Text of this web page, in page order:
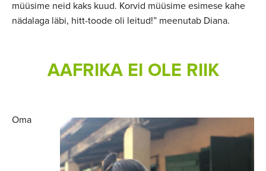
müüsime neid kaks kuud. Korvid müüsime esimese kahe
nädalaga läbi, hitt-toode oli leitud!” meenutab Diana.
AAFRIKA EI OLE RIIK
Oma